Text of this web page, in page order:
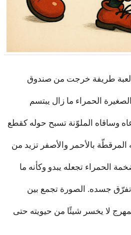
لعبة طريفة خرجت من صندوق
الحمراء ما زال يبتسم
وساقاه الملوّنة تسبح حوله كقطع
المرقطّة بالأحمر والأصفر تزيد من
الحمراء تجعله يبدو وكأنه ما
جسده. الصورة تجمع بين
لا يخسر شيئًا من حيويته حتى